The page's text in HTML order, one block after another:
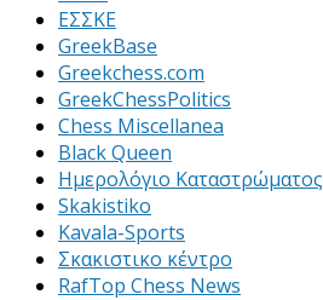
ΕΣΣΚΕ
GreekBase
Greekchess.com
GreekChessPolitics
Chess Miscellanea
Black Queen
Ημερολόγιο Καταστρώματος
Skakistiko
Kavala-Sports
Σκακιστικο κέντρο
RafTop Chess News